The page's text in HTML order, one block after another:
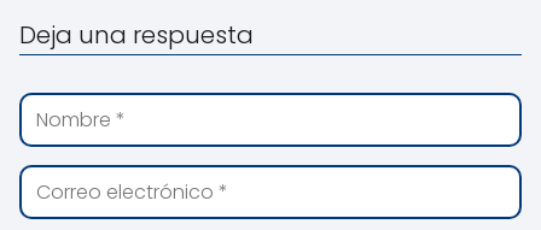
Deja una respuesta